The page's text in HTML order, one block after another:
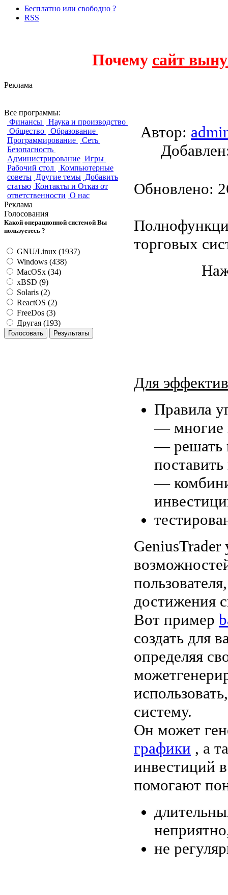
Бесплатно или свободно ?
RSS
Почему сайт
Реклама
Все программы:
Финансы
Наука и производство
Общество
Образование
Программирование
Сеть
Безопасность
Администрирование Игры
Рабочий стол
Компьютерные
советы Другие темы Добавить
статью Контакты и Отказ от
ответственности О нас
Реклама
Голосования
Какой операционной системой Вы
пользуетесь ?
GNU/Linux (1937)
Windows (438)
MacOSx (34)
xBSD (9)
Solaris (2)
ReactOS (2)
FreeDos (3)
Другая (193)
Автор:
Обновлено:
торговых
Для
Правила
— многие
— решать
—
достижения
Вот пример
создать для
определяя
систему.
Он может
графики , а
инвестиций
помогают
не